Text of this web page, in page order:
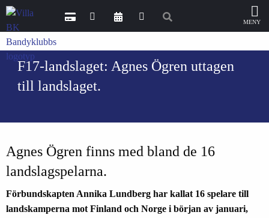
F17-landslaget: Agnes Ögren uttagen
till landslaget.
Agnes Ögren finns med bland de 16
landslagspelarna.
Förbundskapten Annika Lundberg har kallat 16 spelare till
landskamperna mot Finland och Norge i början av januari,